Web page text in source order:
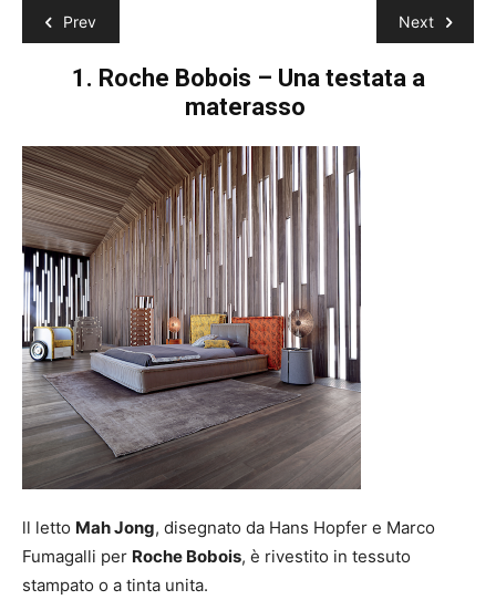
Prev Next
1. Roche Bobois – Una testata a
materasso
ll letto Mah Jong, disegnato da Hans Hopfer e Marco
Fumagalli per Roche Bobois, è rivestito in tessuto
stampato o a tinta unita.